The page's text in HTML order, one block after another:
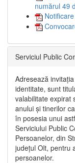
numărul 49
Serviciul Public
Adresează
identitate, sunt
valabilitate expirat
anului și tinerilor
în posesia unui
Serviciului Public
Persoanelor, din
județul Olt, pentru
persoanelor.